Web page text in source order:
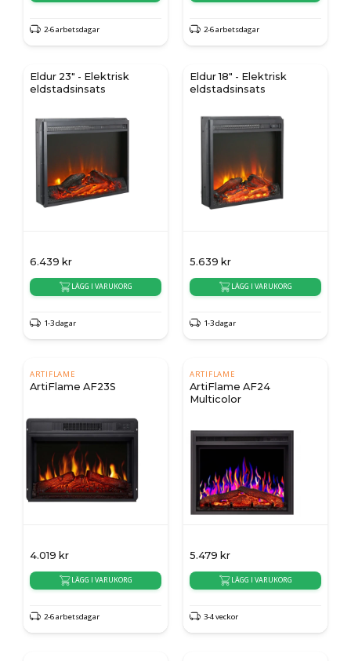
2-6 arbetsdagar 2-6 arbetsdagar
Eldur 23" - Elektrisk
eldstadsinsats
6.439 kr
LÄGG I VARUKORG
1-3 dagar
Eldur 18" - Elektrisk
eldstadsinsats
5.639 kr
LÄGG I VARUKORG
1-3 dagar
ARTIFLAME
ArtiFlame AF23S
4.019 kr
LÄGG I VARUKORG
2-6 arbetsdagar
ARTIFLAME
ArtiFlame AF24
Multicolor
5.479 kr
LÄGG I VARUKORG
3-4 veckor